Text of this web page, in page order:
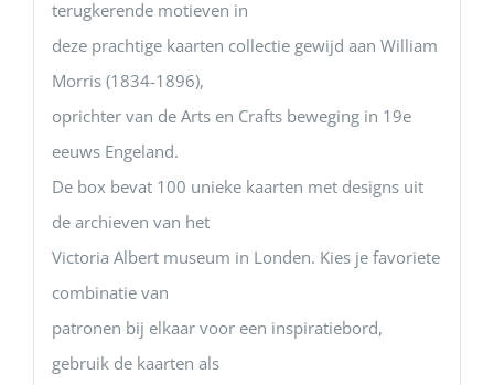
terugkerende motieven in
deze prachtige kaarten collectie gewijd aan William
Morris (1834-1896),
oprichter van de Arts en Crafts beweging in 19e
eeuws Engeland.
De box bevat 100 unieke kaarten met designs uit
de archieven van het
Victoria Albert museum in Londen. Kies je favoriete
combinatie van
patronen bij elkaar voor een inspiratiebord,
gebruik de kaarten als